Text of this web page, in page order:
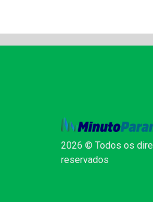
2026 © Todos os
reservados